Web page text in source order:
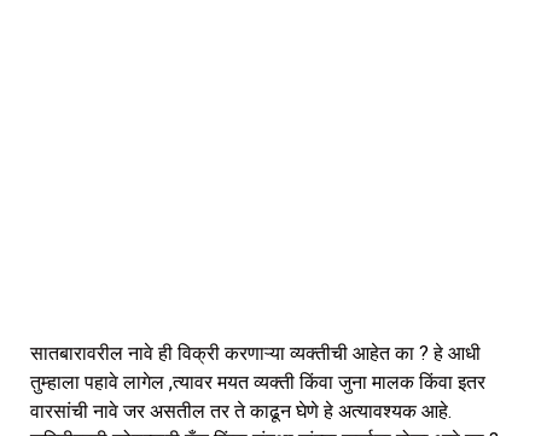
सातबारावरील नावे ही विक्री करणाऱ्या व्यक्तीची आहेत का ? हे आधी
तुम्हाला पहावे लागेल ,त्यावर मयत व्यक्ती किंवा जुना मालक किंवा इतर
वारसांची नावे जर असतील तर ते काढून घेणे हे अत्यावश्यक आहे.